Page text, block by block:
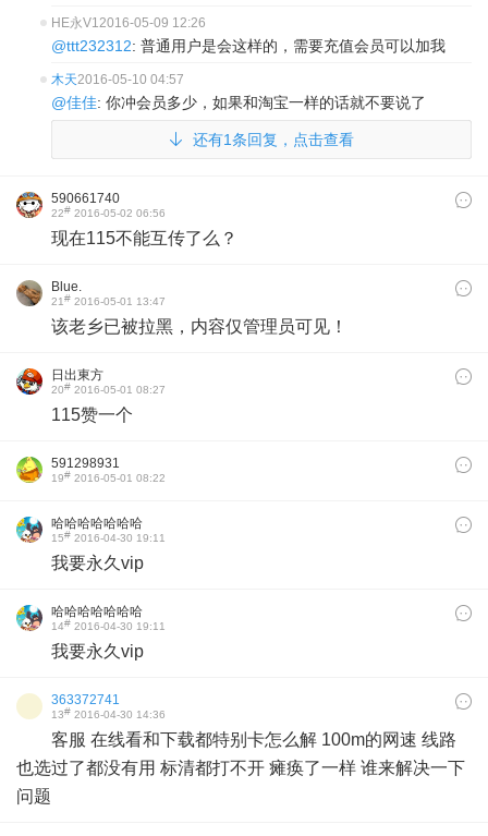
HE永V12016-05-09 12:26
@ttt232312: 普通用户是会这样的，需要充值会员可以加我
木天2016-05-10 04:57
@佳佳: 你冲会员多少，如果和淘宝一样的话就不要说了
还有1条回复，点击查看
590661740
22# 2016-05-02 06:56
现在115不能互传了么？
Blue.
21# 2016-05-01 13:47
该老乡已被拉黑，内容仅管理员可见！
日出東方
20# 2016-05-01 08:27
115赞一个
591298931
19# 2016-05-01 08:22
哈哈哈哈哈哈哈
15# 2016-04-30 19:11
我要永久vip
哈哈哈哈哈哈哈
14# 2016-04-30 19:11
我要永久vip
363372741
13# 2016-04-30 14:36
客服 在线看和下载都特别卡怎么解 100m的网速 线路
也选过了都没有用 标清都打不开 瘫痪了一样 谁来解决一下
问题